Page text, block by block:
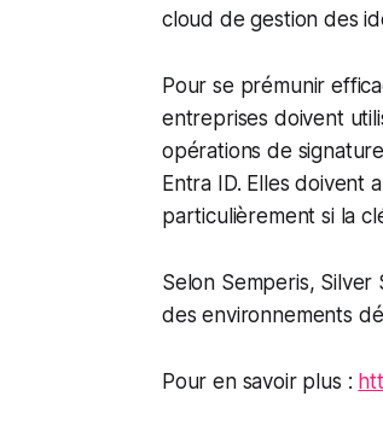
cloud de gestion des
Pour se prémunir
entreprises doivent
opérations de
Entra ID. Elles doivent
particulièrement si la
Selon Semperis,
des environnements
Pour en savoir plus :